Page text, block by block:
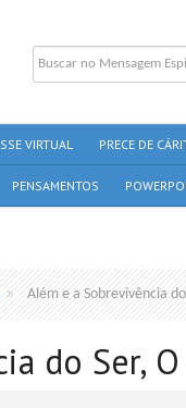
VIRTUAL PRECE DE
PENSAMENTOS
Além e a Sobrevivência
do Ser,